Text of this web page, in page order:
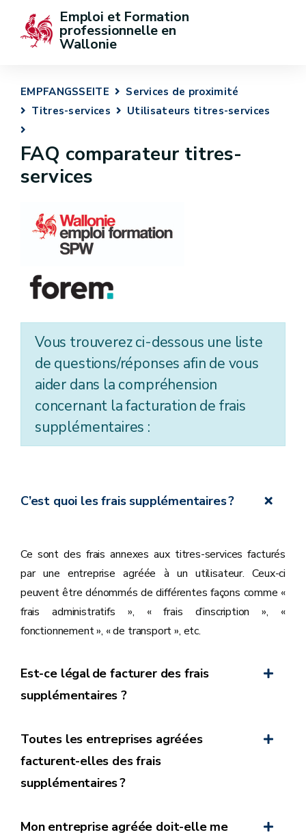
Emploi et Formation
professionnelle en
Wallonie
EMPFANGSSEITE
Services de proximité
Titres-services
Utilisateurs titres-services
FAQ comparateur titres-
services
Vous trouverez ci-dessous une liste
de questions/réponses afin de vous
aider dans la compréhension
concernant la facturation de frais
supplémentaires :
C’est quoi les frais supplémentaires ?
Ce sont des frais annexes aux titres-services facturés
par une entreprise agréée à un utilisateur. Ceux-ci
peuvent être dénommés de différentes façons comme «
frais administratifs », « frais d’inscription », «
fonctionnement », « de transport », etc.
Est-ce légal de facturer des frais
supplémentaires ?
Toutes les entreprises agréées
facturent-elles des frais
supplémentaires ?
Mon entreprise agréée doit-elle me